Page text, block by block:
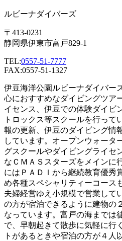
ルビーナダイバーズ
〒413-0231
静岡県伊東市富戸829-1
TEL:0557-51-7777
FAX:0557-51-1327
伊豆海洋公園ルビーナダイバー
心におすすめなダイビングツア
イセンス、伊豆での体験ダイビ
トロックス等スクールを行って
報の更新、伊豆のダイビング情
しています。オープンウォータ
グスクールやダイビングライセ
なＣＭＡＳスターズをメインに
にはＰＡＤＩから継続教育優秀
め各種スペシャリティーコース
夫婦経営ゆえ小規模で営業して
の方が宿泊できるように建物の
なっています。富戸の海までは
で、早朝起きて散歩に気軽に行
トがあるときや宿泊の方が４人